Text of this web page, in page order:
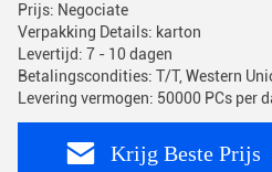
Prijs: Negociate
Verpakking Details: karton
Levertijd: 7 - 10 dagen
Betalingscondities: T/T, Western
Levering vermogen: 50000 PCs per
Krijg Beste Prijs